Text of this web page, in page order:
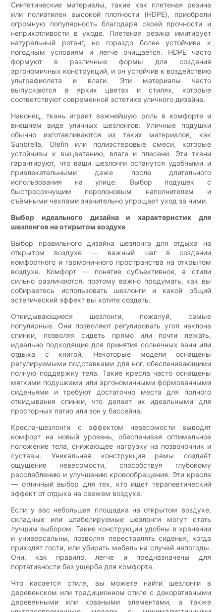
Синтетические материалы, такие как плетеная резина
или полиэтилен высокой плотности (HDPE), приобрели
огромную популярность благодаря своей прочности и
неприхотливости в уходе. Плетеная резина имитирует
натуральный ротанг, но гораздо более устойчива к
погодным условиям и легче очищается. HDPE часто
формуют в различные формы для создания
эргономичных конструкций, и он устойчив к воздействию
ультрафиолета и влаги. Эти материалы часто
выпускаются в ярких цветах и ​​стилях, которые
соответствуют современной эстетике уличного дизайна.
Наконец, ткань играет важнейшую роль в комфорте и
внешнем виде уличных шезлонгов. Уличные подушки
обычно изготавливаются из таких материалов, как
Sunbrella, Olefin или полиэстеровые смеси, которые
устойчивы к выцветанию, влаге и плесени. Эти ткани
гарантируют, что ваши шезлонги останутся удобными и
привлекательными даже после длительного
использования на улице. Выбор подушек с
быстросохнущим поролоновым наполнителем и
съёмными чехлами значительно упрощает уход за ними.
Выбор идеального дизайна и характеристик для
шезлонгов на открытом воздухе
Выбор правильного дизайна шезлонга для отдыха на
открытом воздухе — важный шаг в создании
комфортного и гармоничного пространства на открытом
воздухе. Комфорт — понятие субъективное, а стили
сильно различаются, поэтому важно продумать, как вы
собираетесь использовать шезлонги и какой общий
эстетический эффект вы хотите создать.
Откидывающиеся шезлонги, пожалуй, самые
популярные. Они позволяют регулировать угол наклона
спинки, позволяя сидеть прямо или почти лежать,
идеально подходящие для принятия солнечных ванн или
отдыха с книгой. Некоторые модели оснащены
регулируемыми подставками для ног, обеспечивающими
полную поддержку тела. Такие кресла часто оснащены
мягкими подушками или эргономичными формованными
сиденьями и требуют достаточно места для полного
откидывания спинки, что делает их идеальными для
просторных патио или зон у бассейна.
Кресла-шезлонги с эффектом невесомости выводят
комфорт на новый уровень, обеспечивая оптимальное
положение тела, снижающее нагрузку на позвоночник и
суставы. Уникальная конструкция рамы создаёт
ощущение невесомости, способствуя глубокому
расслаблению и улучшению кровообращения. Эти кресла
— отличный выбор для тех, кто ищет терапевтический
эффект от отдыха на свежем воздухе.
Если у вас небольшая площадка на открытом воздухе,
складные или штабелируемые шезлонги могут стать
лучшим выбором. Такие конструкции удобны в хранении
и универсальны, позволяя переставлять сиденья, когда
приходят гости, или убирать мебель на случай непогоды.
Они, как правило, легче и предназначены для
портативности без ущерба для комфорта.
Что касается стиля, вы можете найти шезлонги в
деревенском или традиционном стиле с декоративными
деревянными или коваными элементами, а также